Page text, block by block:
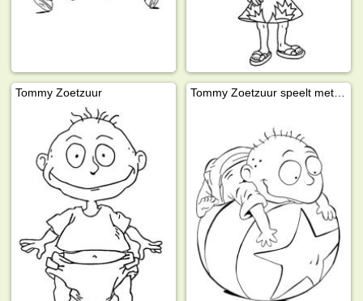
Tommy Zoetzuur